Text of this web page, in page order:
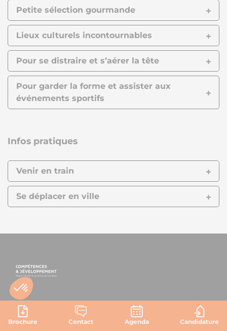
Petite sélection gourmande
Lieux culturels incontournables
Pour se distraire et s’aérer la tête
Pour garder la forme et assister aux
événements sportifs
Infos pratiques
Venir en train
Se déplacer en ville
Brochure Contact Agenda Candidature
ECOLES
14 Grandes écoles
FORMATIONS
Toutes nos formations